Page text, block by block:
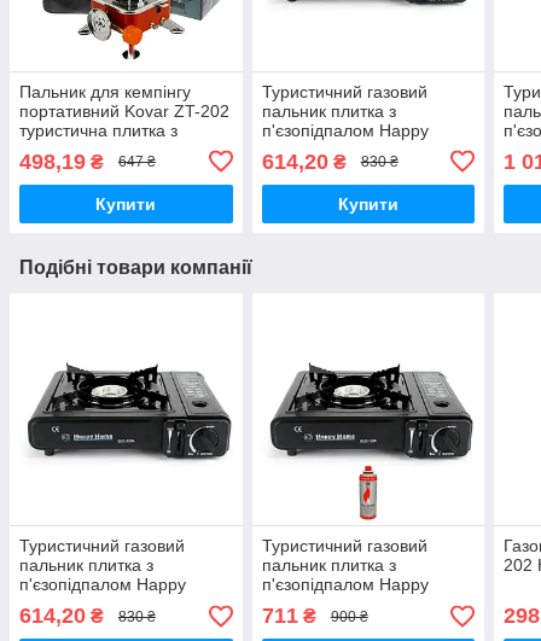
Пальник для кемпінгу
портативний Kovar ZT-202
туристична плитка з
п'єзопідпалом+4 балони
498,19 ₴ 647 ₴
Купити
Туристичний газовий
пальник плитка з
п'єзопідпалом Happy
Home BDZ-155A з кейсом
614,20₴ 830 ₴
Купити
1
Подібні товари компанії
Туристичний газовий
пальник плитка з
п'єзопідпалом Happy
Home BDZ-155A з кейсом
614,20 ₴ 830 ₴
Туристичний газовий
пальник плитка з
п'єзопідпалом Happy
Home BDZ-155A + 1 балон
з кейсом
711₴ 900 ₴
202